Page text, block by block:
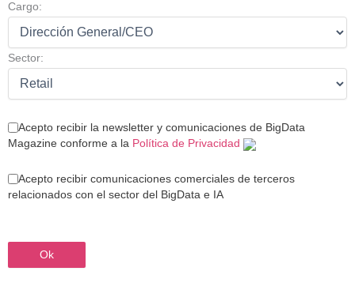
Cargo:
Sector:
Acepto recibir la newsletter y comunicaciones de BigData
Magazine conforme a la Política de Privacidad
Acepto recibir comunicaciones comerciales de terceros
relacionados con el sector del BigData e IA